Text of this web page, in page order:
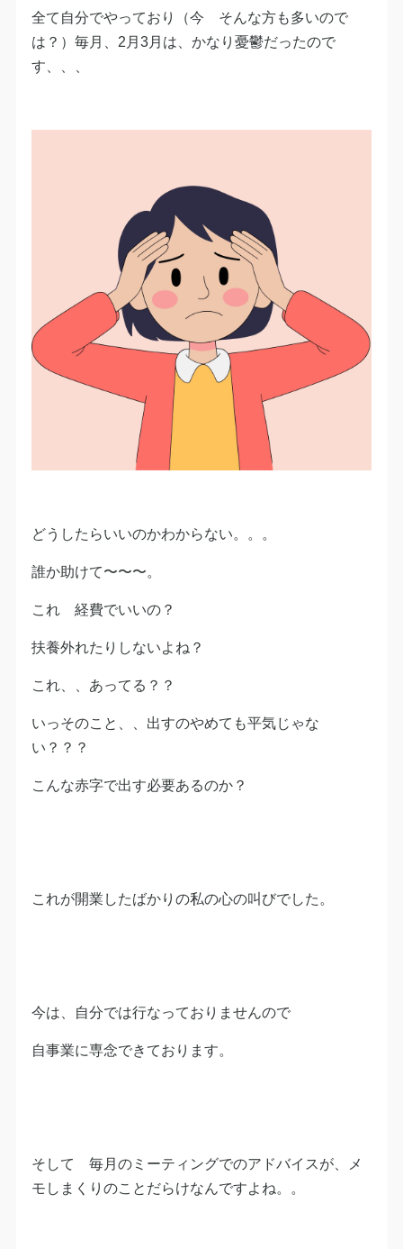
全て自分でやっており（今 そんな方も多いので
は？）毎月、2月3月は、かなり憂鬱だったので
す、、、
どうしたらいいのかわからない。。。
誰か助けて〜〜〜。
これ 経費でいいの？
扶養外れたりしないよね？
これ、、あってる？？
いっそのこと、、出すのやめても平気じゃな
い？？？
こんな赤字で出す必要あるのか？
これが開業したばかりの私の心の叫びでした。
今は、自分では行なっておりませんので
自事業に専念できております。
そして 毎月のミーティングでのアドバイスが、メ
モしまくりのことだらけなんですよね。。